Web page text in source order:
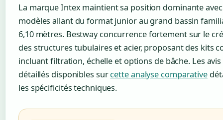
La marque Intex maintient sa position dominante
modèles allant du format junior au grand bassin
6,10 mètres. Bestway concurrence fortement sur le
des structures tubulaires et acier, proposant des kits
incluant filtration, échelle et options de bâche. Les avis
détaillés disponibles surcette analyse comparative
les spécificités techniques.